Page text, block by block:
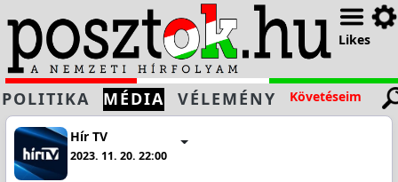
Likes
POLITIKA MÉDIA VÉLEMÉNY Követéseim
Hír TV
2023. 11. 20. 22:00